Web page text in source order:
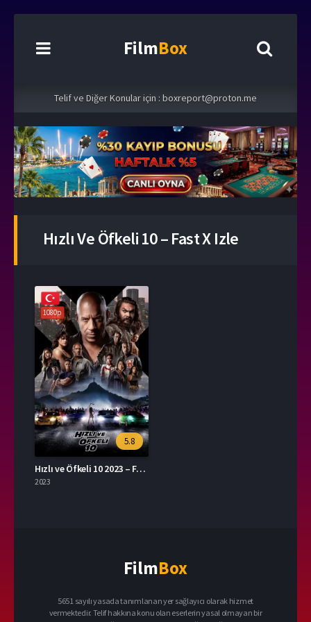
FilmBox
Telif ve Diğer Konular için : boxreport@proton.me
Hızlı Ve Öfkeli 10 – Fast X Izle
1080p
5.8
Hızlı ve Öfkeli 10 2023 – Fast X 1080p Turkce Dublaj izle
2023
FilmBox
5651 sayılı yasada tanımlanan yer sağlayıcı olarak hizmet
vermektedir. Telif hakkına konu olan eserlerin yasal olmayan bir